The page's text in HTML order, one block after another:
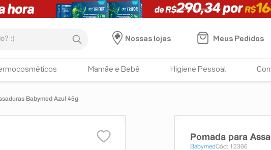
Nossas lojas
Meus Pedidos
Mamãe e Bebê Higiene Pessoal
Babymed Azul 45g
Pomada para
BabymedCód: 12366